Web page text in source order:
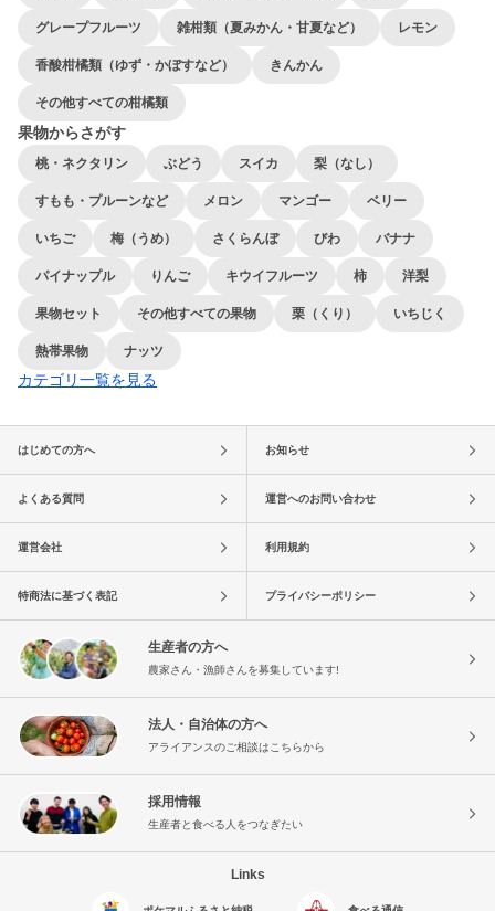
グレープフルーツ 雑柑類（夏みかん・甘夏など） レモン
香酸柑橘類（ゆず・かぼすなど） きんかん
その他すべての柑橘類
果物からさがす
桃・ネクタリン ぶどう スイカ 梨（なし）
すもも・プルーンなど メロン マンゴー ベリー
いちご 梅（うめ） さくらんぼ びわ バナナ
パイナップル りんご キウイフルーツ 柿 洋梨
果物セット その他すべての果物 栗（くり） いちじく
熱帯果物 ナッツ
カテゴリ一覧を見る
はじめての方へ お知らせ
よくある質問 運営へのお問い合わせ
運営会社 利用規約
特商法に基づく表記 プライバシーポリシー
生産者の方へ
農家さん・漁師さんを募集しています!
法人・自治体の方へ
アライアンスのご相談はこちらから
採用情報
生産者と食べる人をつなぎたい
Links